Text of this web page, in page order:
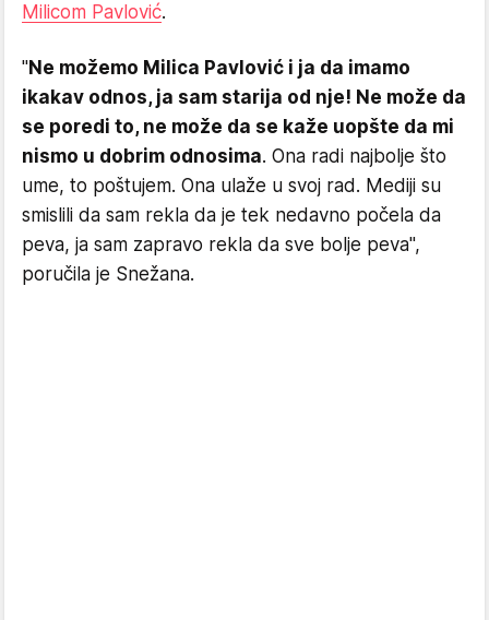
Milicom Pavlović.
"Ne možemo Milica Pavlović i ja da imamo
ikakav odnos, ja sam starija od nje! Ne može da
se poredi to, ne može da se kaže uopšte da mi
nismo u dobrim odnosima. Ona radi najbolje što
ume, to poštujem. Ona ulaže u svoj rad. Mediji su
smislili da sam rekla da je tek nedavno počela da
peva, ja sam zapravo rekla da sve bolje peva",
poručila je Snežana.